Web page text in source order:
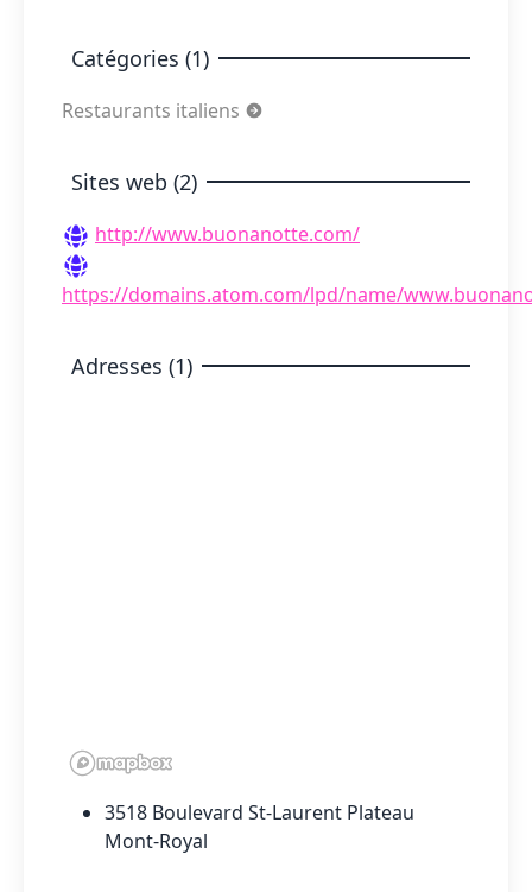
Catégories (1)
Restaurants italiens
Sites web (2)
http://www.buonanotte.com/
https://domains.atom.com/lpd/name/
Adresses (1)
3518 Boulevard St-Laurent Plateau
Mont-Royal